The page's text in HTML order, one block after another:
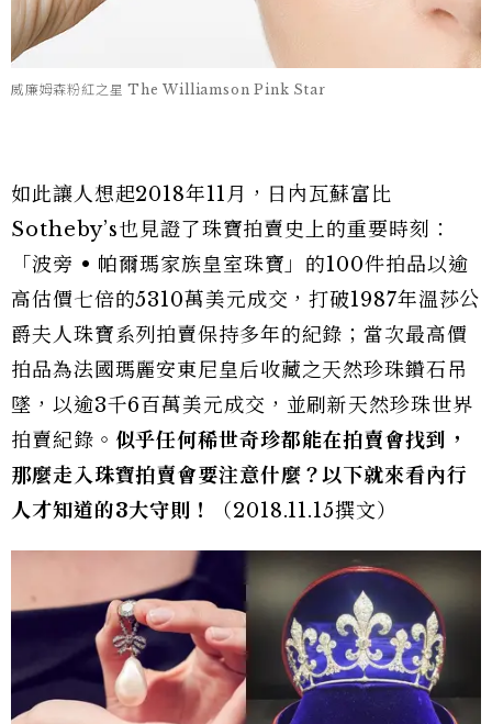
威廉姆森粉紅之星 The Williamson Pink Star
如此讓人想起2018年11月，日內瓦蘇富比
Sotheby’s也見證了珠寶拍賣史上的重要時刻：
「波旁 • 帕爾瑪家族皇室珠寶」的100件拍品以逾
高估價七倍的5310萬美元成交，打破1987年溫莎公
爵夫人珠寶系列拍賣保持多年的紀錄；當次最高價
拍品為法國瑪麗安東尼皇后收藏之天然珍珠鑽石吊
墜，以逾3千6百萬美元成交，並刷新天然珍珠世界
拍賣紀錄。 似乎任何稀世奇珍都能在拍賣會找到，
那麼走入珠寶拍賣會要注意什麼？以下就來看內行
人才知道的3大守則！
（2018.11.15撰文）